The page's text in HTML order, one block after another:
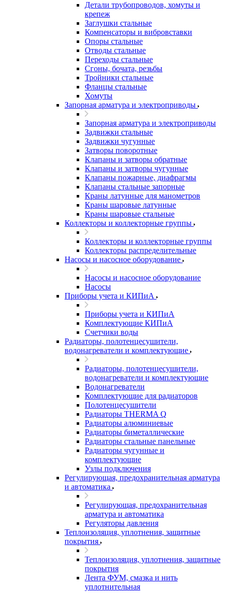
Детали трубопроводов, хомуты и
крепеж
Заглушки стальные
Компенсаторы и вибровставки
Опоры стальные
Отводы стальные
Переходы стальные
Сгоны, бочата, резьбы
Тройники стальные
Фланцы стальные
Хомуты
Запорная арматура и электроприводы
Запорная арматура и электроприводы
Задвижки стальные
Задвижки чугунные
Затворы поворотные
Клапаны и затворы обратные
Клапаны и затворы чугунные
Клапаны пожарные, диафрагмы
Клапаны стальные запорные
Краны латунные для манометров
Краны шаровые латунные
Краны шаровые стальные
Коллекторы и коллекторные группы
Коллекторы и коллекторные группы
Коллекторы распределительные
Насосы и насосное оборудование
Насосы и насосное оборудование
Насосы
Приборы учета и КИПиА
Приборы учета и КИПиА
Комплектующие КИПиА
Счетчики воды
Радиаторы, полотенцесушители,
водонагреватели и комплектующие
Радиаторы, полотенцесушители,
водонагреватели и комплектующие
Водонагреватели
Комплектующие для радиаторов
Полотенцесушители
Радиаторы THERMA Q
Радиаторы алюминиевые
Радиаторы биметаллические
Радиаторы стальные панельные
Радиаторы чугунные и
комплектующие
Узлы подключения
Регулирующая, предохранительная арматура
и автоматика
Регулирующая, предохранительная
арматура и автоматика
Регуляторы давления
Теплоизоляция, уплотнения, защитные
покрытия
Теплоизоляция, уплотнения, защитные
покрытия
Лента ФУМ, смазка и нить
уплотнительная